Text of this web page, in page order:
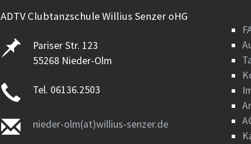
ADTV Clubtanzschule Willius Senzer oHG
Pariser Str. 123
55268 Nieder-Olm
Tel. 06136.2503
nieder-olm(at)willius-senzer.de